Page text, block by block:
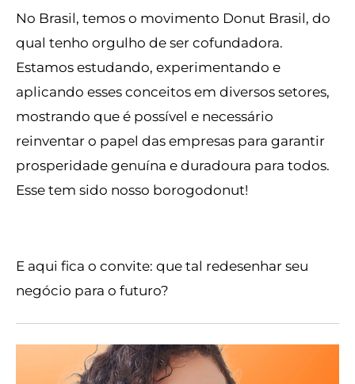
No Brasil, temos o movimento Donut Brasil, do
qual tenho orgulho de ser cofundadora.
Estamos estudando, experimentando e
aplicando esses conceitos em diversos setores,
mostrando que é possível e necessário
reinventar o papel das empresas para garantir
prosperidade genuína e duradoura para todos.
Esse tem sido nosso borogodonut!
E aqui fica o convite: que tal redesenhar seu
negócio para o futuro?